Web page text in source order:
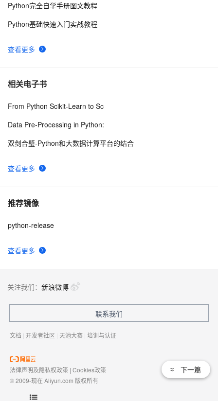
查看更多
Python完全自学手册图文教程
Python基础快速入门实战教程
相关电子书
查看更多
From Python Scikit-Learn to Sc
Data Pre-Processing in Python:
双剑合璧-Python和大数据计算平台的结合
推荐镜像
查看更多
python-release
下一篇
关注我们： 新浪微博
联系我们
文档 | 开发者社区 | 天池大赛 | 培训与认证
法律声明及隐私权政策 | Cookies政策
© 2009-现在 Aliyun.com 版权所有